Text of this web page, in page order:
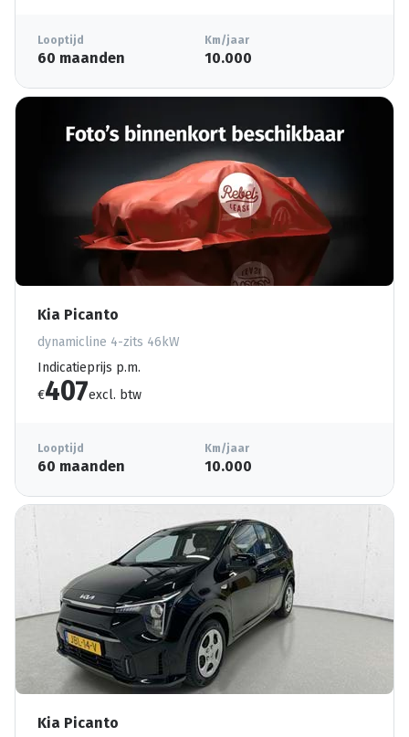
Looptijd
60 maanden
Km/jaar
10.000
Kia Picanto
dynamicline 4-zits 46kW
Indicatieprijs p.m.
€407excl. btw
Looptijd
60 maanden
Km/jaar
10.000
Kia Picanto